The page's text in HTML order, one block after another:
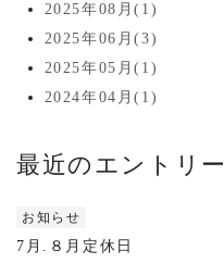
2025年08月(1)
2025年06月(3)
2025年05月(1)
2024年04月(1)
最近のエントリー
お知らせ
7月.８月定休日